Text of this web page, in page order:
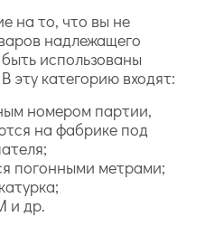
на то, что вы не
надлежащего
использованы
эту категорию входят:
номером партии,
на фабрике под
погонными метрами;
и др.